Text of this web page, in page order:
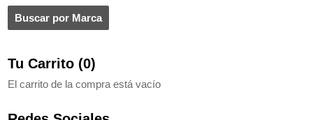
Tu Carrito (0)
El carrito de la compra está vacío